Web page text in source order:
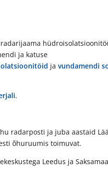
ja katuse
ja vundamendi
.
radarposti ja juba aastaid
õhuruumis toimuvat.
Leedus ja